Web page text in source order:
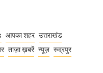
आपका शहर उत्तराखंड
ताज़ा ख़बरें न्यूज़ रुद्रपुर